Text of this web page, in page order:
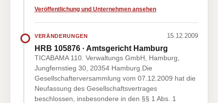
Veröffentlichung und Unternehmen ansehen
VERÄNDERUNGEN 15.12.2009
HRB 105876 · Amtsgericht Hamburg
TICABAMA 110. Verwaltungs GmbH, Hamburg,
Jungfernstieg 30, 20354 Hamburg.Die
Gesellschafterversammlung vom 07.12.2009 hat die
Neufassung des Gesellschaftsvertrages
beschlossen, insbesondere in den §§ 1 Abs. 1